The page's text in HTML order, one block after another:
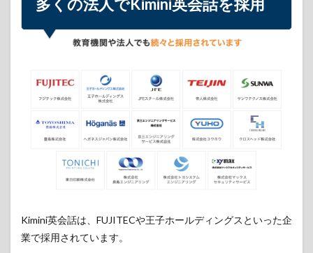
Kimini英会話は、FUJITECや王子ホールディングスといった企
業で採用されています。